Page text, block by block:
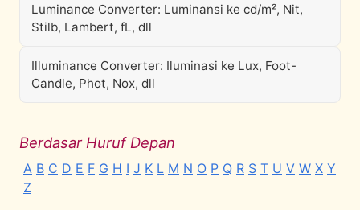
Luminance Converter: Luminansi ke cd/m², Nit,
Stilb, Lambert, fL, dll
Illuminance Converter: Iluminasi ke Lux, Foot-
Candle, Phot, Nox, dll
Berdasar Huruf Depan
A B C D E F G H I J K L M N O P Q R S T U V W X Y
Z